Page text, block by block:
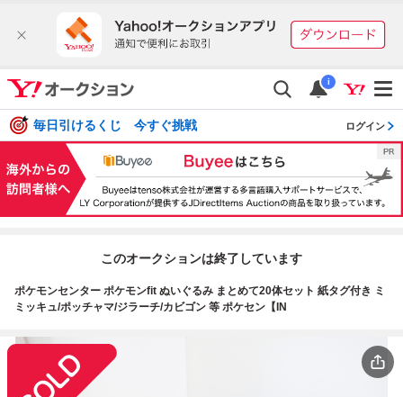
i
毎日引けるくじ 今すぐ挑戦 ログイン
このオークションは終了しています
ポケモンセンター ポケモンfit ぬいぐるみ まとめて20体セット 紙タグ付き ミ
ミッキュ/ポッチャマ/ジラーチ/カビゴン 等 ポケセン【IN